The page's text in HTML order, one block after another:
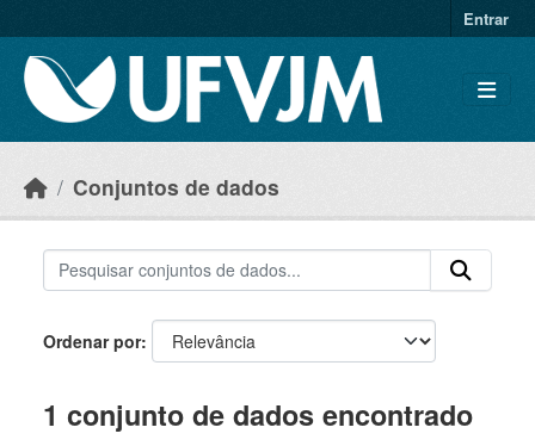
Entrar
Conjuntos de dados
Ordenar por
1 conjunto de dados encontrado